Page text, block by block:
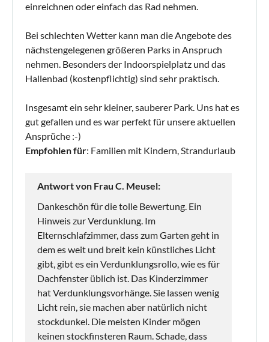
einreichnen oder einfach das Rad nehmen.
Bei schlechten Wetter kann man die Angebote des
nächstengelegenen größeren Parks in Anspruch
nehmen. Besonders der Indoorspielplatz und das
Hallenbad (kostenpflichtig) sind sehr praktisch.
Insgesamt ein sehr kleiner, sauberer Park. Uns hat es
gut gefallen und es war perfekt für unsere aktuellen
Ansprüche :-)
Empfohlen für: Familien mit Kindern, Strandurlaub
Antwort von Frau C. Meusel:
Dankeschön für die tolle Bewertung. Ein
Hinweis zur Verdunklung. Im
Elternschlafzimmer, dass zum Garten geht in
dem es weit und breit kein künstliches Licht
gibt, gibt es ein Verdunklungsrollo, wie es für
Dachfenster üblich ist. Das Kinderzimmer
hat Verdunklungsvorhänge. Sie lassen wenig
Licht rein, sie machen aber natürlich nicht
stockdunkel. Die meisten Kinder mögen
keinen stockfinsteren Raum. Schade, dass